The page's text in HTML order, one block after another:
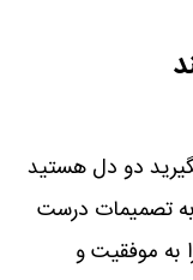
دو دل هستید
به تصمیمات درست
به موفقیت و